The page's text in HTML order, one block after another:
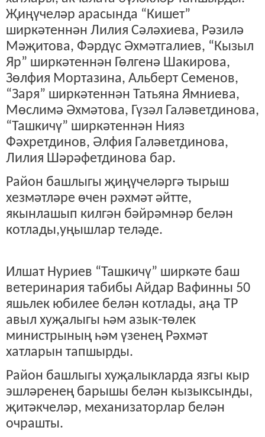
Җиңүчеләр арасында “Кишет”
ширкәтеннән Лилия Сәләхиева, Рәзилә
Мәҗитова, Фәрдүс Әхмәтгалиев, “Кызыл
Яр” ширкәтеннән Гөлгенә Шакирова,
Зөлфия Мортазина, Альберт Семенов,
“Заря” ширкәтеннән Татьяна Ямниева,
Мөслимә Әхмәтова, Гүзәл Галәветдинова,
“Ташкичү” ширкәтеннән Нияз
Фәхретдинов, Әлфия Галәветдинова,
Лилия Шәрәфетдинова бар.
Район башлыгы җиңүчеләргә тырыш
хезмәтләре өчен рәхмәт әйтте,
якынлашып килгән бәйрәмнәр белән
котлады,уңышлар теләде.
Илшат Нуриев “Ташкичү” ширкәте баш
ветеринария табибы Айдар Вафинны 50
яшьлек юбилее белән котлады, аңа ТР
авыл хуҗалыгы һәм азык-төлек
министрының һәм үзенең Рәхмәт
хатларын тапшырды.
Район башлыгы хуҗалыкларда язгы кыр
эшләренең барышы белән кызыксынды,
җитәкчеләр, механизаторлар белән
очрашты.